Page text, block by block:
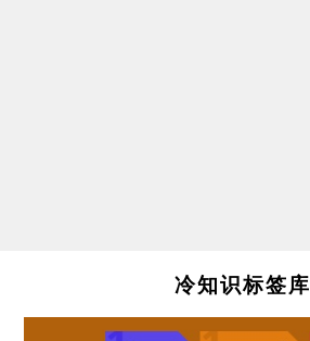
冷知识标签库